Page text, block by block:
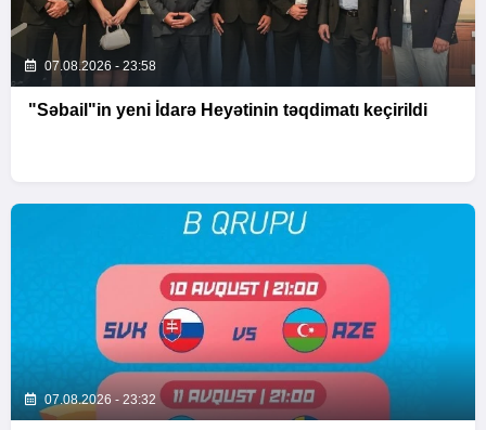
07.08.2026 - 23:58
"Səbail"in yeni İdarə Heyətinin təqdimatı keçirildi
07.08.2026 - 23:32